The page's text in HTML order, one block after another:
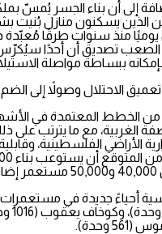
إلى أن بناء الجسر يُمسّ
الذين يسكنون منازل بُنيت
يوميًا منذ سنوات طرقًا مُعبّدة
الصعب تصديق أن أحدًا
بإمكانه ببساطة مواصلة
الاحتلال وصولاً إلى
الخطط المعتمدة في
مع ما يترتب على
الأراضي الفلسطينية،
أحياءً جديدة في مستعمرات
(284